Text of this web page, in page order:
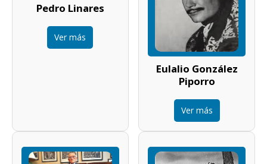
Pedro Linares
Ver más
Eulalio González
Piporro
Ver más